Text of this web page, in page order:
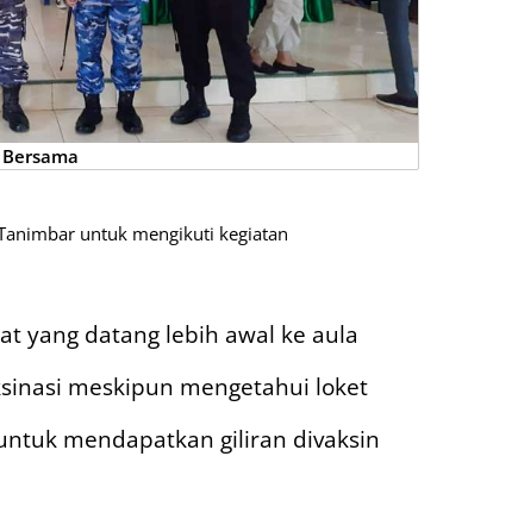
untuk mengikuti kegiatan
yang datang lebih awal ke aula
meskipun mengetahui loket
mendapatkan giliran divaksin